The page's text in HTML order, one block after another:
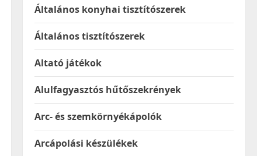
Általános konyhai tisztítószerek
Általános tisztítószerek
Altató játékok
Alulfagyasztós hűtőszekrények
Arc- és szemkörnyékápolók
Arcápolási készülékek